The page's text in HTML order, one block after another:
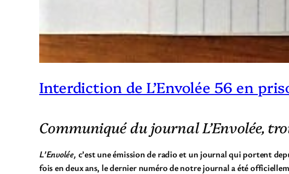
Interdiction de L’Envolée 56 en
Communiqué du journal L’Envolée,
L’Envolée, c’est une émission de radio et un journal qui portent
fois en deux ans, le dernier numéro de notre journal a été